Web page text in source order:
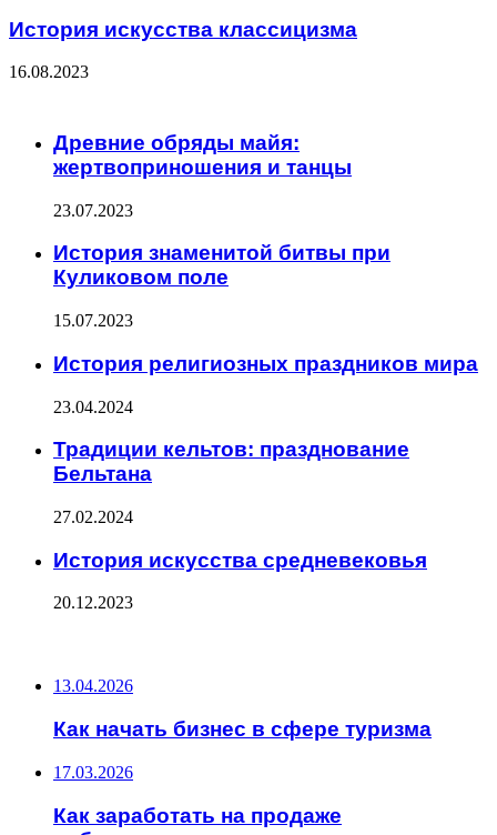
История искусства классицизма
16.08.2023
Древние обряды майя:
жертвоприношения и танцы
23.07.2023
История знаменитой битвы при
Куликовом поле
15.07.2023
История религиозных праздников мира
23.04.2024
Традиции кельтов: празднование
Бельтана
27.02.2024
История искусства средневековья
20.12.2023
13.04.2026
Как начать бизнес в сфере туризма
17.03.2026
Как заработать на продаже